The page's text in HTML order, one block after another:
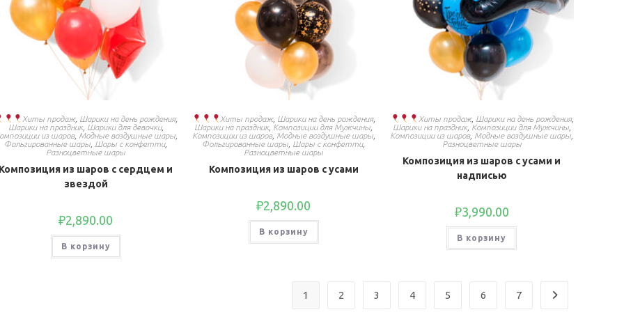
Хиты продаж, Шарики на день рождения,
Шарики на праздник, Шарики для девочки,
из шаров, Модные воздушные шары,
Фольгированные шары Шары с конфетти,
Разноцветные шары
из шаров с сердцем и
звездой
₽2,890.00
В корзину
Хиты продаж, Шарики на день рождения,
Шарики на праздник, Композиции для Мужчины
Композиции из шаров, Модные воздушные шары,
Фольгированные шары Шары с конфетти,
Разноцветные шары
Композиция из шаров с усами
₽2,890.00
В корзину
Хиты продаж, Шарики на день рождения,
Шарики на праздник, Композиции для Мужчины,
Композиции из шаров, Модные воздушные шары
Разноцветные шары
Композиция из шаров с усами и
надписью
₽3,990.00
В корзину
1 2 3 4 5 6 7